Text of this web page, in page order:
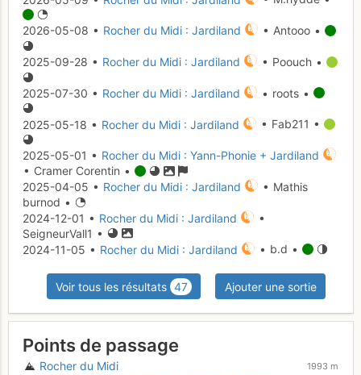
2026-05-08 • Rocher du Midi : Jardiland • Antooo •
2025-09-28 • Rocher du Midi : Jardiland • Poouch •
2025-07-30 • Rocher du Midi : Jardiland • roots •
2025-05-18 • Rocher du Midi : Jardiland • Fab211 •
2025-05-01 • Rocher du Midi : Yann-Phonie + Jardiland
• Cramer Corentin •
2025-04-05 • Rocher du Midi : Jardiland
• Mathis
burnod •
2024-12-01 • Rocher du Midi : Jardiland
•
SeigneurVall1 •
2024-11-05 • Rocher du Midi : Jardiland • b.d •
Voir tous les résultats 47 Ajouter une sortie
Points de passage
Rocher du Midi 1993 m